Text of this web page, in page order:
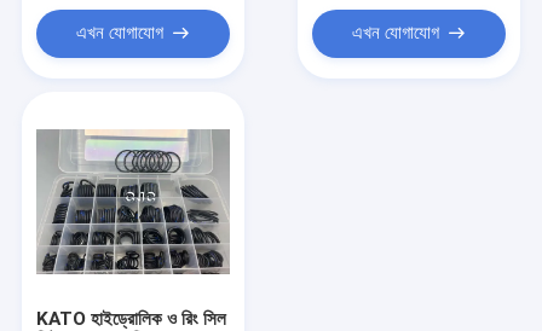
খবর
ব্লগ
হাইড্রোলিক সিলিন্ডার সিল কিট
এখন যোগাযোগ এখন যোগাযোগ
KATO হাইড্রোলিক ও রিং সিল